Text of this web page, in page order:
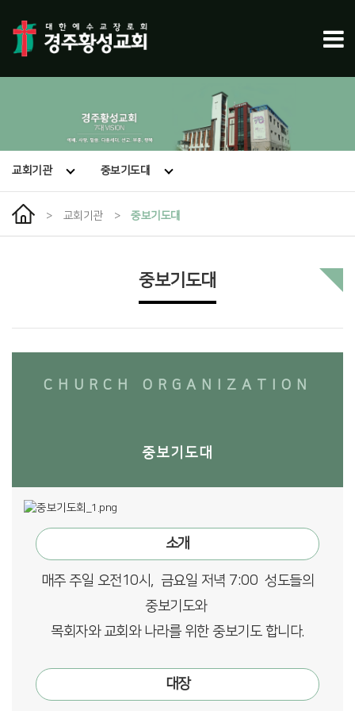
교회기관 중보기도대
> 교회기관 > 중보기도대
중보기도대
CHURCH ORGANIZATION
중보기도대
소개
매주 주일 오전10시, 금요일 저녁 7:00 성도들의
중보기도와
목회자와 교회와 나라를 위한 중보기도 합니다.
대장